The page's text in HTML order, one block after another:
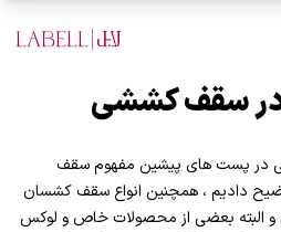
در سقف کششی
در پست های پیشین مفهوم سقف
دادیم ، همچنین انواع سقف کشسان
و البته بعضی از محصولات خاص و لوکس